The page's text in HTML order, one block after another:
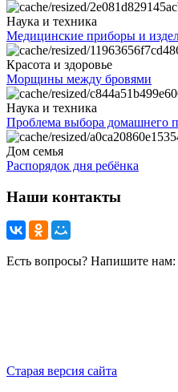
Наука и техника
Медицинские приборы и
Красота и здоровье
Морщины между бровями
Наука и техника
Проблема выбора домашнего
Дом семья
Распорядок дня ребёнка
Наши контакты
Есть вопросы? Напишите нам:
Старая версия сайта